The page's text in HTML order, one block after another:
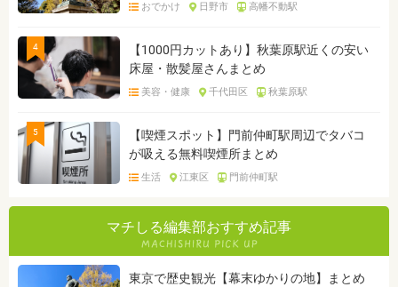
おでかけ 日野市 高幡不動駅
4
【1000円カットあり】秋葉原駅近くの安い
床屋・散髪屋さんまとめ
美容・健康 千代田区 秋葉原駅
5
【喫煙スポット】門前仲町駅周辺でタバコ
が吸える無料喫煙所まとめ
生活 江東区 門前仲町駅
マチしる編集部おすすめ記事
東京で歴史観光【幕末ゆかりの地】まとめ